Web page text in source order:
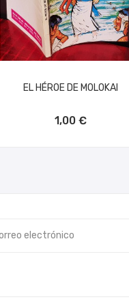
EL HÉROE DE MOLOKAI
1,00 €